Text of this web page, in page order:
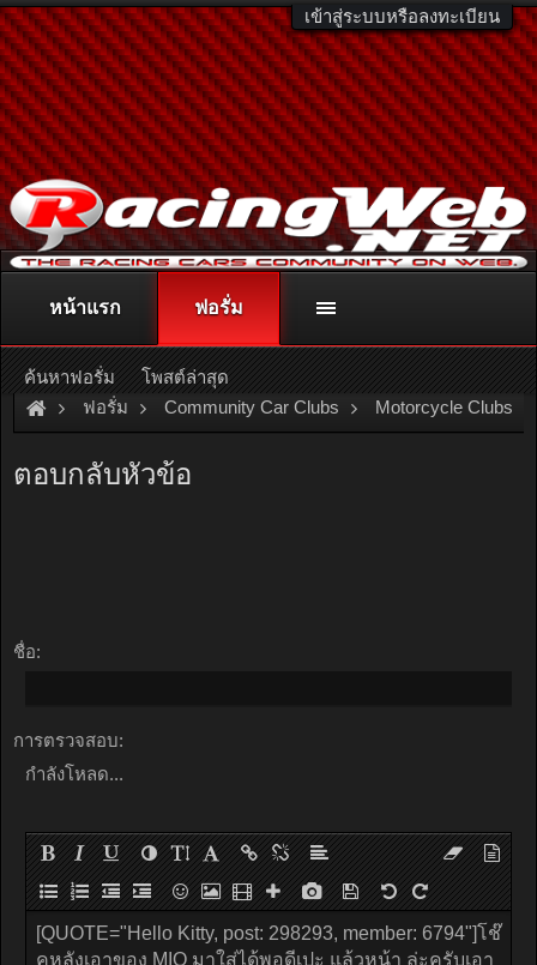
เข้าสู่ระบบหรือลงทะเบียน
ติดต่อลงโฆษณา racingweb@gmail.comหรือโทร. 081-811-1138
หรืออ่านรายละเอียดเพิ่มเติม คลิกที่นี่
ฟอรั่ม Community Car Clubs Motorcycle Clubs
ตอบกลับหัวข้อ
ชื่อ:
การตรวจสอบ:
กำลังโหลด...
หน้าแรก ฟอรั่ม
ค้นหาฟอรั่ม โพสต์ล่าสุด